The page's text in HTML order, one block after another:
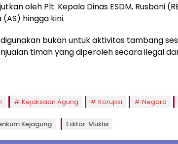
oleh Plt. Kepala Dinas ESDM, Rusbani
hingga kini.
bukan untuk aktivitas tambang
timah yang diperoleh secara ilegal
Kejaksaan Agung Korupsi Negara
Kejagung Editor: Muklis